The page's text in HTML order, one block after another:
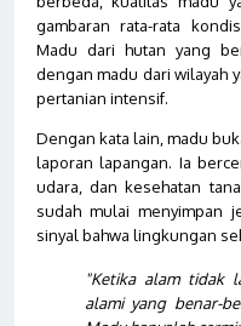
gambaran rata-rata
Madu dari hutan yang
dengan madu dari wilayah
pertanian intensif.
Dengan kata lain, madu
laporan lapangan. Ia
udara, dan kesehatan
sudah mulai menyimpan
sinyal bahwa lingkungan
"Ketika alam tidak
alami yang benar-